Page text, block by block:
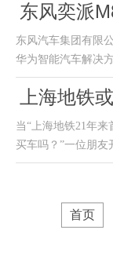
东风奕派
东风汽车集团有限
华为智能汽车解决
上海地铁
当“上海地铁21年
买车吗？”一位朋友
首页